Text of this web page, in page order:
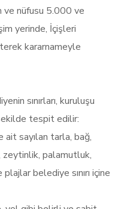
ve nüfusu 5.000 ve
yerinde, İçişleri
kararnameyle
sınırları, kuruluşu
tespit edilir:
sayılan tarla, bağ,
zeytinlik, palamutluk,
belediye sınırı içine